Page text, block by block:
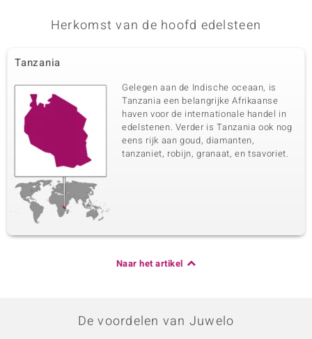
Herkomst van de hoofd edelsteen
Tanzania
Gelegen aan de Indische oceaan, is
Tanzania een belangrijke Afrikaanse
haven voor de internationale handel in
edelstenen. Verder is Tanzania ook nog
eens rijk aan goud, diamanten,
tanzaniet, robijn, granaat, en tsavoriet.
Naar het artikel
De voordelen van Juwelo